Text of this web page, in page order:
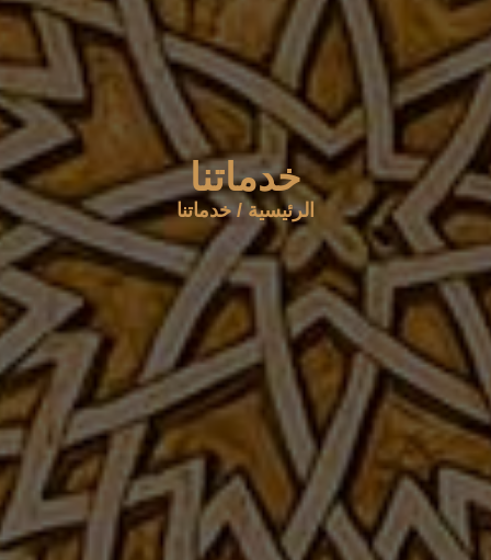
خدماتنا
الرئيسية /خدماتنا